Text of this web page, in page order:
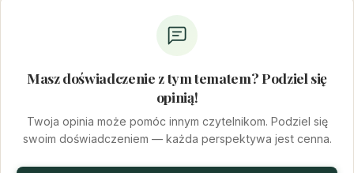
Masz doświadczenie z tym tematem? Podziel się
opinią!
Twoja opinia może pomóc innym czytelnikom. Podziel się
swoim doświadczeniem — każda perspektywa jest cenna.